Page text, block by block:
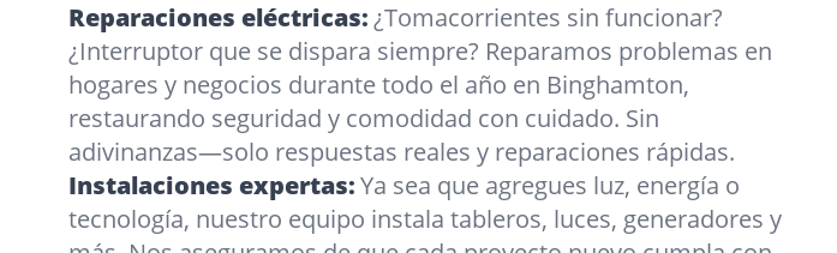
Reparaciones eléctricas:¿Tomacorrientes sin funcionar?
¿Interruptor que se dispara siempre? Reparamos problemas en
hogares y negocios durante todo el año en Binghamton,
restaurando seguridad y comodidad con cuidado. Sin
adivinanzas—solo respuestas reales y reparaciones rápidas.
Instalaciones expertas:Ya sea que agregues luz, energía o
tecnología, nuestro equipo instala tableros, luces, generadores y